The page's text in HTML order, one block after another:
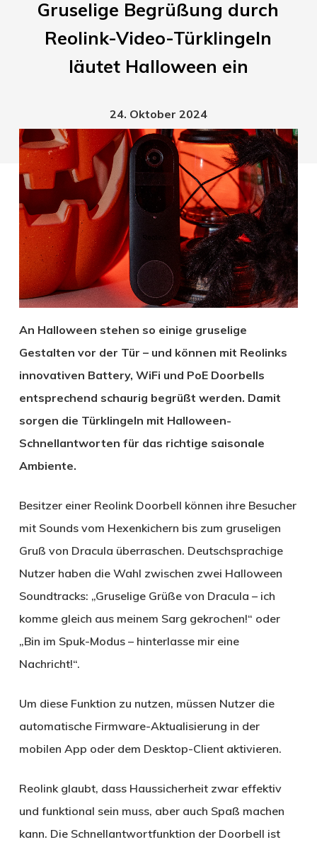
Gruselige Begrüßung durch
Reolink-Video-Türklingeln
läutet Halloween ein
24. Oktober 2024
An Halloween stehen so einige gruselige
Gestalten vor der Tür – und können mit Reolinks
innovativen Battery, WiFi und PoE Doorbells
entsprechend schaurig begrüßt werden. Damit
sorgen die Türklingeln mit Halloween-
Schnellantworten für das richtige saisonale
Ambiente.
Besitzer einer Reolink Doorbell können ihre Besucher
mit Sounds vom Hexenkichern bis zum gruseligen
Gruß von Dracula überraschen. Deutschsprachige
Nutzer haben die Wahl zwischen zwei Halloween
Soundtracks: „Gruselige Grüße von Dracula – ich
komme gleich aus meinem Sarg gekrochen!“ oder
„Bin im Spuk-Modus – hinterlasse mir eine
Nachricht!“.
Um diese Funktion zu nutzen, müssen Nutzer die
automatische Firmware-Aktualisierung in der
mobilen App oder dem Desktop-Client aktivieren.
Reolink glaubt, dass Haussicherheit zwar effektiv
und funktional sein muss, aber auch Spaß machen
kann. Die Schnellantwortfunktion der Doorbell ist